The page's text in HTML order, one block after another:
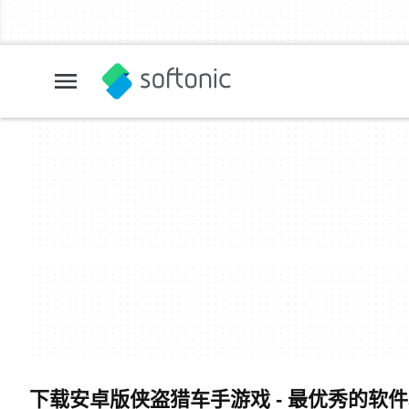
下载安卓版侠盗猎车手游戏 - 最优秀的软